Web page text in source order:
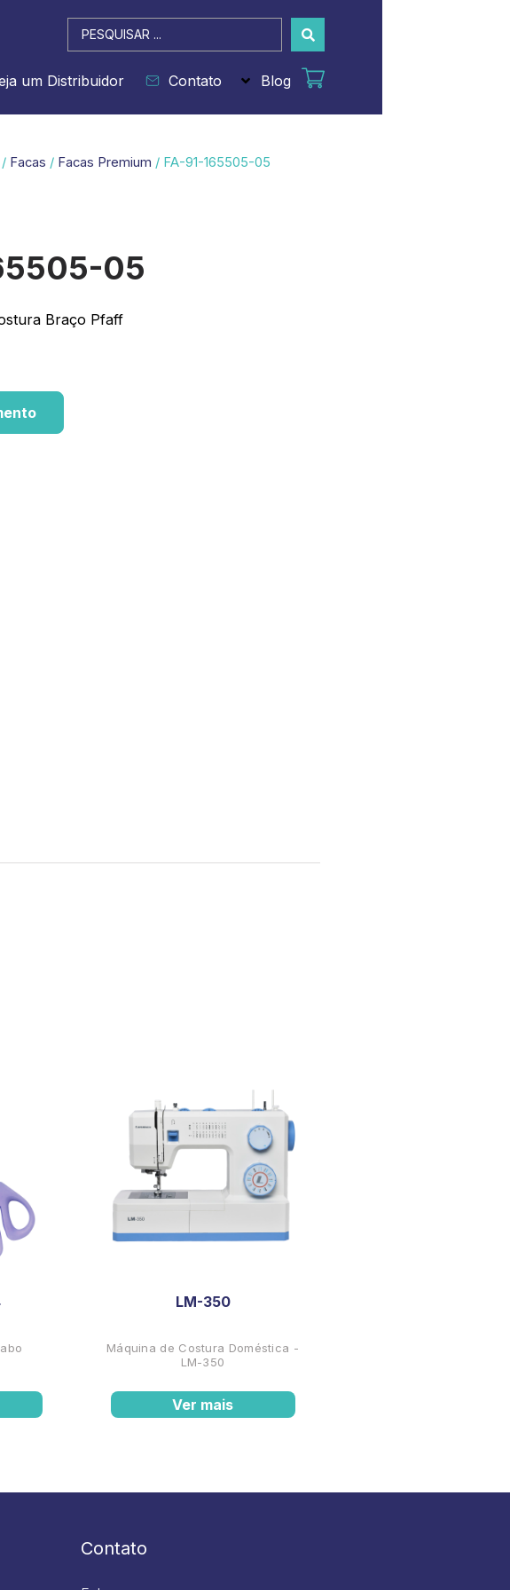
Pesquisar
...
um Distribuidor Contato Blog
/ Facas / Facas Premium / FA-91-165505-05
05
Braço Pfaff
LM-350
Máquina de Costura Doméstica -
LM-350
Ver mais
Contato